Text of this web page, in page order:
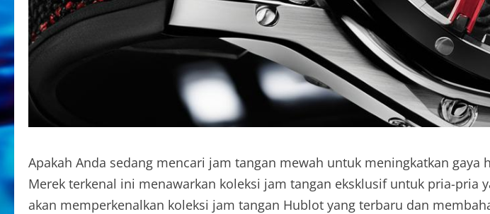
Apakah Anda sedang mencari jam tangan mewah untuk meningkatkan
Merek terkenal ini menawarkan koleksi jam tangan eksklusif untuk pria-
akan memperkenalkan koleksi jam tangan Hublot yang terbaru dan